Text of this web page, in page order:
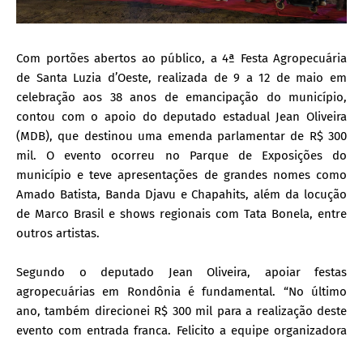
Com portões abertos ao público, a 4ª Festa Agropecuária
de Santa Luzia d’Oeste, realizada de 9 a 12 de maio em
celebração aos 38 anos de emancipação do município,
contou com o apoio do deputado estadual Jean Oliveira
(MDB), que destinou uma emenda parlamentar de R$ 300
mil. O evento ocorreu no Parque de Exposições do
município e teve apresentações de grandes nomes como
Amado Batista, Banda Djavu e Chapahits, além da locução
de Marco Brasil e shows regionais com Tata Bonela, entre
outros artistas.
Segundo o deputado Jean Oliveira, apoiar festas
agropecuárias em Rondônia é fundamental. “No último
ano, também direcionei R$ 300 mil para a realização deste
evento com entrada franca. Felicito a equipe organizadora